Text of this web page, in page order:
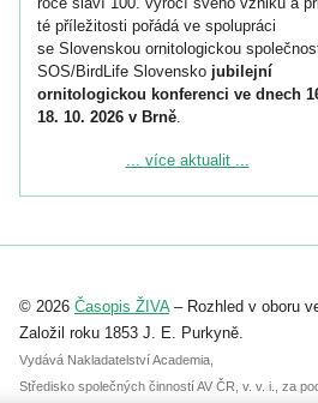
té příležitosti pořádá ve spolupráci
se Slovenskou ornitologickou
SOS/BirdLife Slovensko jubilejní
ornitologickou konferenci ve dnech
18. 10. 2026 v Brně.
Podrobnější informace ke konferenci
Registrovat se můžete do 6. září.
abstraktu přihlášené přednášky nebo
posteru je už 30. června.
... více aktualit ...
© 2026 Časopis ŽIVA– Rozhled v oboru
Založil roku 1853 J. E. Purkyně.
Vydává Nakladatelství Academia,
Středisko společných činností AV ČR, v. v. i., za